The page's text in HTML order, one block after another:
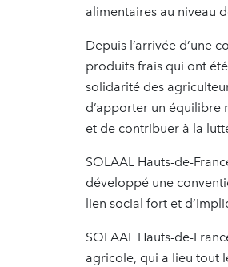
alimentaires au niveau
Depuis l’arrivée d’une
produits frais qui ont
solidarité des
d’apporter un équilibre
et de contribuer à la
SOLAAL Hauts-de-
développé une
lien social fort et
SOLAAL Hauts-de-
agricole, qui a lieu tout